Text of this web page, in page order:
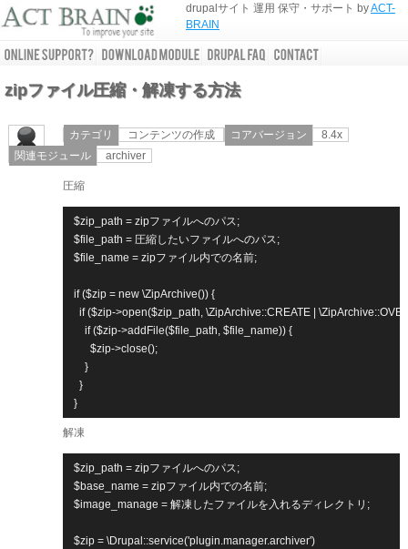
drupalサイト 運用 保守・サポート byACT-
BRAIN
zipファイル圧縮・解凍する方法
カテゴリ コンテンツの作成 コアバージョン
8.4x
関連モジュール
archiver
圧縮
$zip_path = zipファイルへのパス;
$file_path = 圧縮したいファイルへのパス;
$file_name = zipファイル内での名前;
if ($zip = new \ZipArchive()) {
if ($zip->open($zip_path, \ZipArchive::CREATE |
    if ($zip->addFile($file_path, $file_name)) {
      $zip->close();
    }
  }
解凍
$zip_path = zipファイルへのパス;
$base_name = zipファイル内での名前;
$image_manage = 解凍したファイルを入れるディレクトリ;
$zip = \Drupal::service('plugin.manager.archiver')